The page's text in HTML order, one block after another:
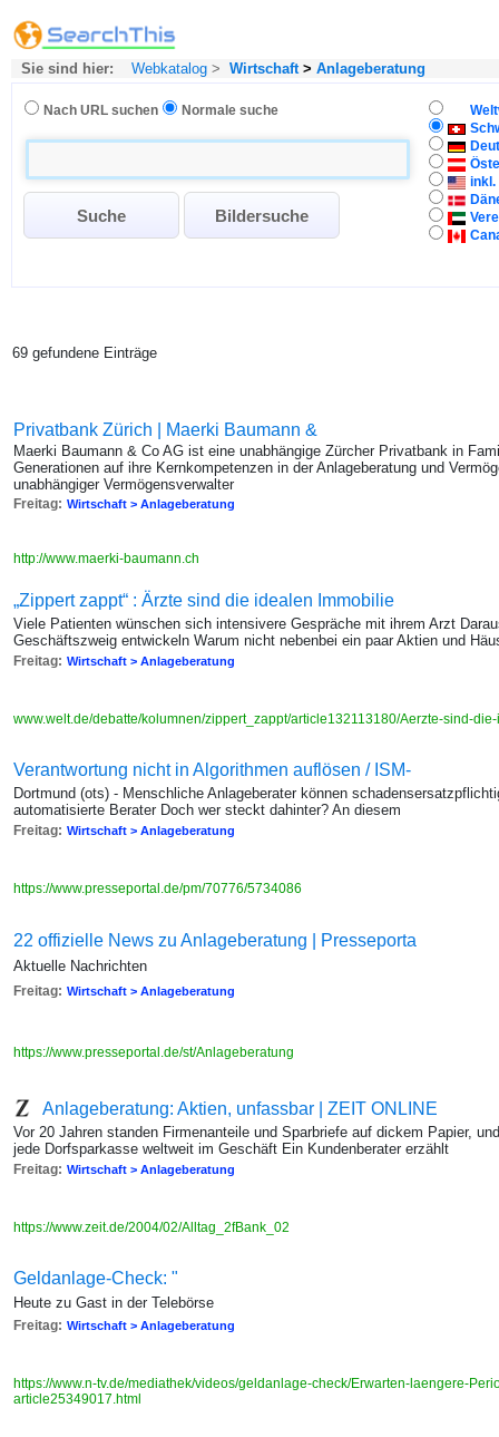
Sie sind hier: Webkatalog > Wirtschaft> Anlageberatung
Nach URL suchen Normale suche
inkl.
69 gefundene Einträge
Privatbank Zürich | Maerki Baumann &
Maerki Baumann & Co AG ist eine unabhängige Zürcher Privatbank in
Generationen auf ihre Kernkompetenzen in der Anlageberatung und
unabhängiger Vermögensverwalter
Freitag: Wirtschaft > Anlageberatung
http://www.maerki-baumann.ch
„Zippert zappt“ : Ärzte sind die idealen Immobilie
Viele Patienten wünschen sich intensivere Gespräche mit ihrem Arzt
Geschäftszweig entwickeln Warum nicht nebenbei ein paar Aktien und
Freitag: Wirtschaft > Anlageberatung
www.welt.de/debatte/kolumnen/zippert_zappt/article132113180/Aerzte-sind-
Verantwortung nicht in Algorithmen auflösen / ISM-
Dortmund (ots) - Menschliche Anlageberater können
automatisierte Berater Doch wer steckt dahinter? An diesem
Freitag: Wirtschaft > Anlageberatung
https://www.presseportal.de/pm/70776/5734086
22 offizielle News zu Anlageberatung | Presseporta
Aktuelle Nachrichten
Freitag: Wirtschaft > Anlageberatung
https://www.presseportal.de/st/Anlageberatung
Anlageberatung: Aktien, unfassbar | ZEIT ONLINE
Vor 20 Jahren standen Firmenanteile und Sparbriefe auf dickem Papier,
jede Dorfsparkasse weltweit im Geschäft Ein Kundenberater erzählt
Freitag: Wirtschaft > Anlageberatung
https://www.zeit.de/2004/02/Alltag_2fBank_02
Geldanlage-Check: "
Heute zu Gast in der Telebörse
Freitag: Wirtschaft > Anlageberatung
https://www.n-tv.de/mediathek/videos/geldanlage-check/Erwarten-laengere-
article25349017.html